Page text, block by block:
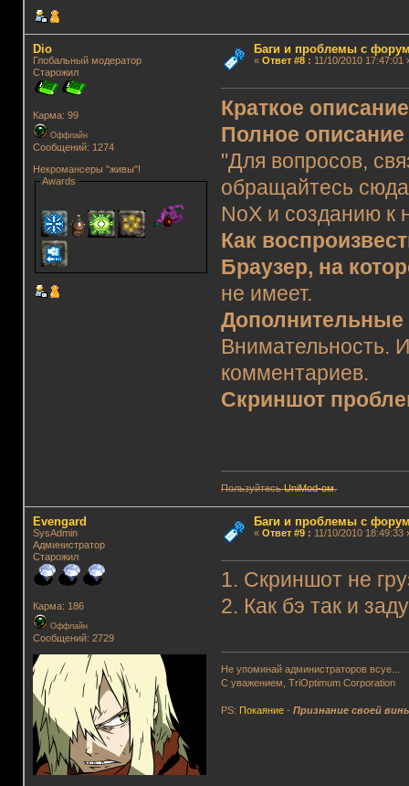
Dio
Глобальный модератор
Старожил
Карма: 99
Оффлайн
Сообщений: 1274
Некромансеры "живы"!
Awards
Баги и проблемы с
« Ответ #8: 11/10/2010 17:47:01
Краткое
Полное
"Для вопросов,
обращайтесь
NoX и созданию к
Как
Браузер, на
не имеет.
Дополнительные
Внимательность.
комментариев.
Скриншот
ПользуйтесьUniMod-ом.
Evengard
SysAdmin
Администратор
Старожил
Карма: 186
Оффлайн
Сообщений: 2729
Баги и проблемы с
« Ответ #9: 11/10/2010 18:49:33
1. Скриншот не
2. Как бэ так и
Не упоминай администраторов всуе...
С уважением, TriOptimum Corporation
PS: Покаяние -Признание своей